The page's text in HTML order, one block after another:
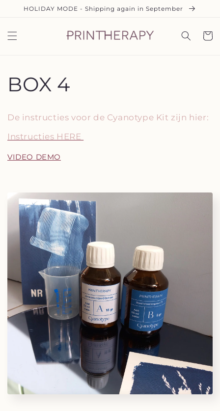
passer
HOLIDAY MODE - Shipping again in September
Panier
BOX 4
De instructies voor de Cyanotype Kit zijn hier:
Instructies HERE
VIDEO DEMO